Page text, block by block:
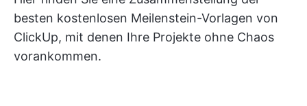
besten kostenlosen Meilenstein-Vorlagen von
ClickUp, mit denen Ihre Projekte ohne Chaos
vorankommen.